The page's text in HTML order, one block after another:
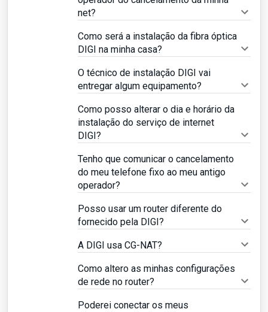
net?
Como será a instalação da fibra óptica
DIGI na minha casa?
O técnico de instalação DIGI vai
entregar algum equipamento?
Como posso alterar o dia e horário da
instalação do serviço de internet
DIGI?
Tenho que comunicar o cancelamento
do meu telefone fixo ao meu antigo
operador?
Posso usar um router diferente do
fornecido pela DIGI?
A DIGI usa CG-NAT?
Como altero as minhas configurações
de rede no router?
Poderei conectar os meus